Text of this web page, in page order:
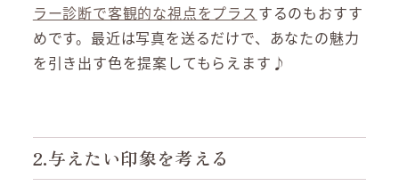
ラー診断で客観的な視点をプラス するのもおすす
めです。最近は写真を送るだけで、あなたの魅力
を引き出す色を提案してもらえます♪
2.与えたい印象を考える